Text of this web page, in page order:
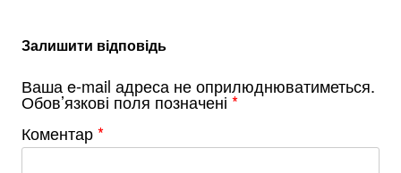
Залишити відповідь
Ваша e-mail адреса не оприлюднюватиметься.
Обов’язкові поля позначені *
Коментар*